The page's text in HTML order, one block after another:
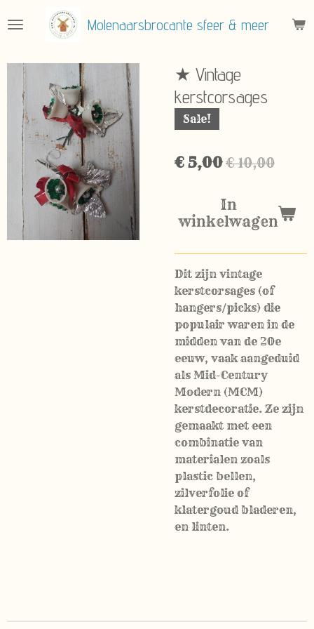
direct
de
hoofdinhoud
Molenaarsbrocante sfeer & meer
★ Vintage
kerstcorsages
Sale!
€ 5,00€ 10,00
In
winkelwagen
Dit zijn vintage
kerstcorsages (of
hangers/picks) die
populair waren in de
midden van de 20e
eeuw, vaak aangeduid
als Mid-Century
Modern (MCM)
kerstdecoratie. Ze zijn
gemaakt met een
combinatie van
materialen zoals
plastic bellen,
zilverfolie of
klatergoud bladeren,
en linten.